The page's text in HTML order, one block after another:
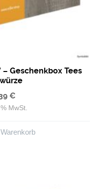
– Geschenkbox Tees
€
MwSt.